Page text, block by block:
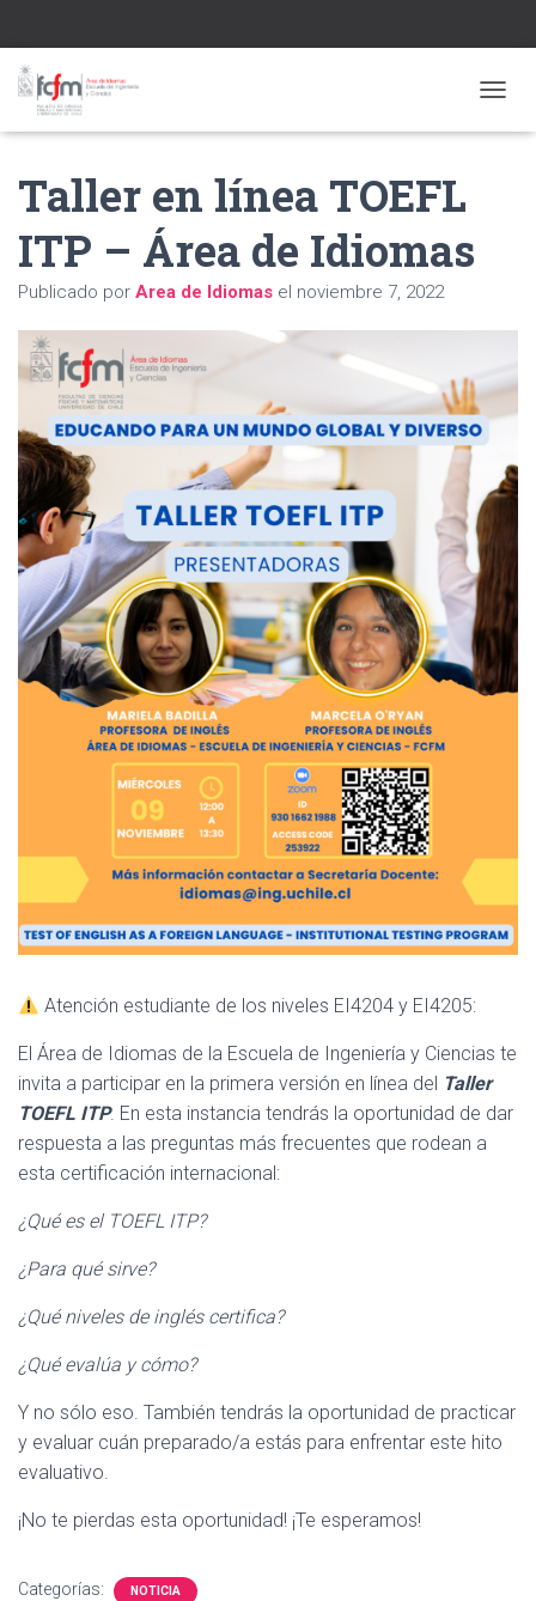
Taller en línea TOEFL
ITP – Área de Idiomas
Publicado por Area de Idiomas el noviembre 7, 2022
Atención estudiante de los niveles EI4204 y EI4205:
El Área de Idiomas de la Escuela de Ingeniería y Ciencias te
invita a participar en la primera versión en línea del Taller
TOEFL ITP. En esta instancia tendrás la oportunidad de dar
respuesta a las preguntas más frecuentes que rodean a
esta certificación internacional:
¿Qué es el TOEFL ITP?
¿Para qué sirve?
¿Qué niveles de inglés certifica?
¿Qué evalúa y cómo?
Y no sólo eso. También tendrás la oportunidad de practicar
y evaluar cuán preparado/a estás para enfrentar este hito
evaluativo.
¡No te pierdas esta oportunidad! ¡Te esperamos!
Categorías: NOTICIA